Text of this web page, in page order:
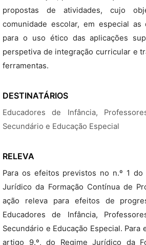
propostas de atividades, cujo
comunidade escolar, em especial
para o uso ético das aplicações
perspetiva de integração curricular e
ferramentas.
DESTINATÁRIOS
Educadores de Infância,
Secundário e Educação Especial
RELEVA
Para os efeitos previstos no n.º 1 do
Jurídico da Formação Contínua de
ação releva para efeitos de
Educadores de Infância,
Secundário e Educação Especial. Para
artigo 9.º, do Regime Jurídico da